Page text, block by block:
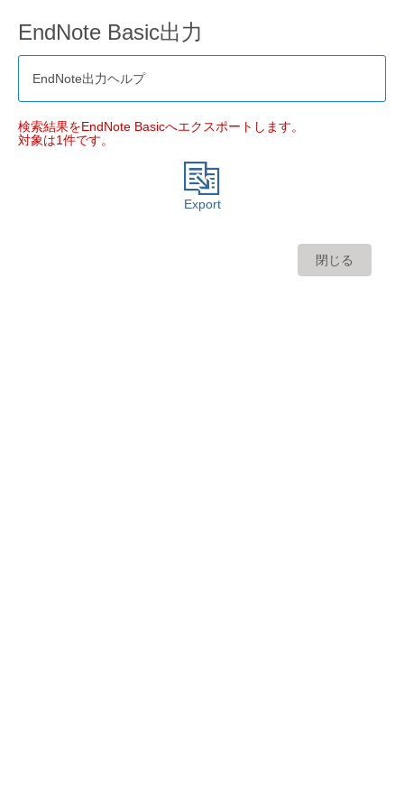
EndNote Basic出力
EndNote出力ヘルプ
検索結果をEndNote Basicへエクスポートします。
対象は1件です。
Export